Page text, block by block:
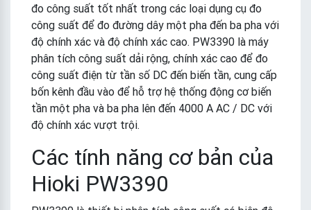
đo công suất tốt nhất trong các loại dụng cụ đo
công suất để đo đường dây một pha đến ba pha với
độ chính xác và độ chính xác cao. PW3390 là máy
phân tích công suất dải rộng, chính xác cao để đo
công suất điện từ tần số DC đến biến tần, cung cấp
bốn kênh đầu vào để hỗ trợ hệ thống động cơ biến
tần một pha và ba pha lên đến 4000 A AC / DC với
độ chính xác vượt trội.
Các tính năng cơ bản của
Hioki PW3390